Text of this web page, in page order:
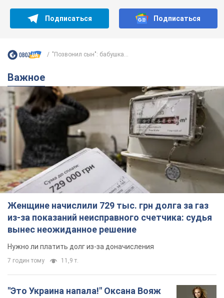
Подписаться Подписаться
"Позвонил сын": бабушка...
Важное
Женщине начислили 729 тыс. грн долга за газ
из-за показаний неисправного счетчика: судья
вынес неожиданное решение
Нужно ли платить долг из-за доначисления
7 годин тому 11,9 т.
"Это Украина напала!" Оксана Вояж